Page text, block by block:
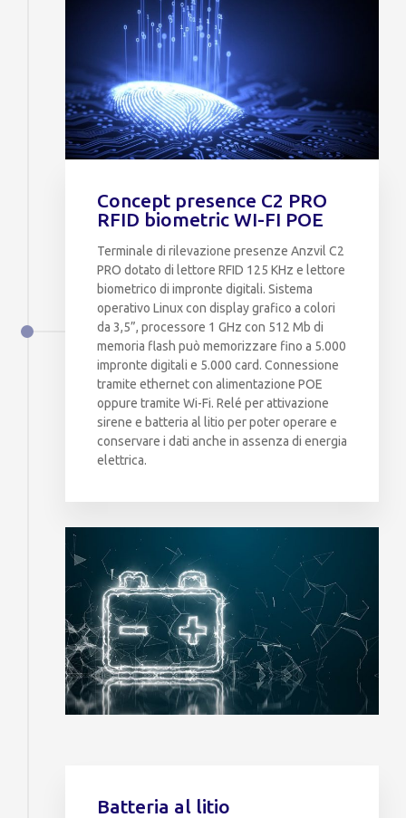
Concept presence C2 PRO
RFID biometric WI-FI POE
Terminale di rilevazione presenze Anzvil C2
PRO dotato di lettore RFID 125 KHz e lettore
biometrico di impronte digitali. Sistema
operativo Linux con display grafico a colori
da 3,5”, processore 1 GHz con 512 Mb di
memoria flash può memorizzare fino a 5.000
impronte digitali e 5.000 card. Connessione
tramite ethernet con alimentazione POE
oppure tramite Wi-Fi. Relé per attivazione
sirene e batteria al litio per poter operare e
conservare i dati anche in assenza di energia
elettrica.
Batteria al litio